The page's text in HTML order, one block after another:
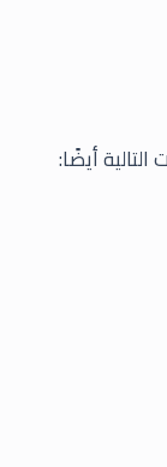
أيضًا: